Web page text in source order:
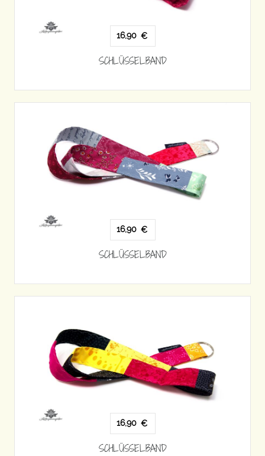
16,90 €
SCHLÜSSELBAND
16,90 €
SCHLÜSSELBAND
16,90 €
SCHLÜSSELBAND